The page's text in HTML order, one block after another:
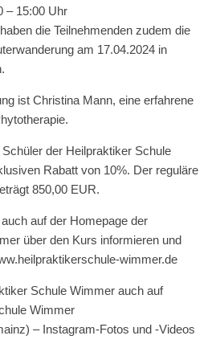
– 15:00 Uhr
die Teilnehmenden zudem die
am 17.04.2024 in
ist Christina Mann, eine erfahrene
der Heilpraktiker Schule
Rabatt von 10%. Der reguläre
850,00 EUR.
auf der Homepage der
über den Kurs informieren und
wimmer.de
Schule Wimmer auch auf
Wimmer
– Instagram-Fotos und -Videos